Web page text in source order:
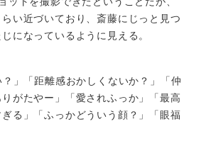
い近づいており、斎藤にじっと見つ
になっているように見える。
」「距離感おかしくないか？」「仲
がたやー」「愛されふっか」「最高
る」「ふっかどういう顔？」「眼福